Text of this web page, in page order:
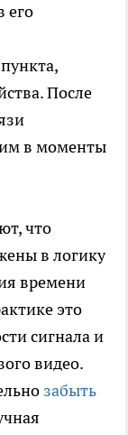
его
После
в моменты
что
в логику
времени
это
сигнала и
видео.
забыть